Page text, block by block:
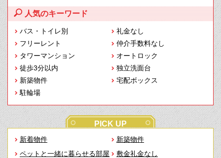
人気のキーワード
バス・トイレ別
礼金なし
フリーレント
仲介手数料なし
タワーマンション
オートロック
徒歩3分以内
独立洗面台
新築物件
宅配ボックス
駐輪場
PICK UP
新着物件
新築物件
ペットと一緒に暮らせる部屋
敷金礼金なし